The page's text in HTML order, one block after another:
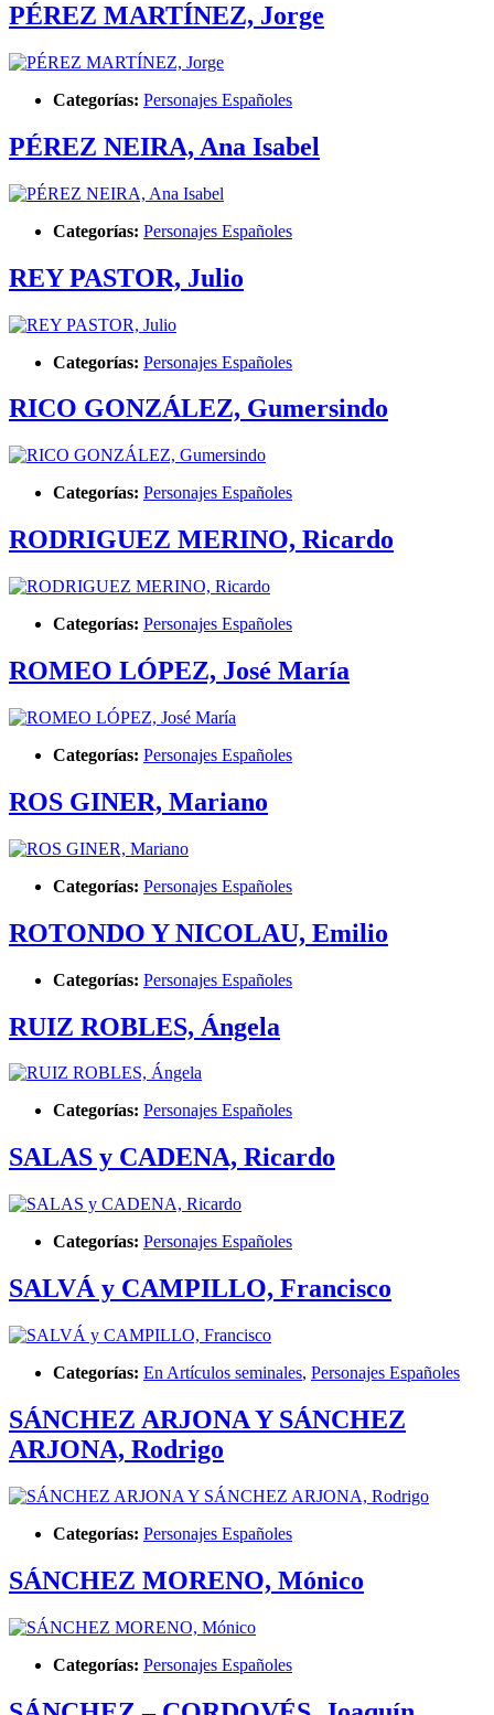
PÉREZ MARTÍNEZ, Jorge
Categorías: Personajes Españoles
PÉREZ NEIRA, Ana Isabel
Categorías: Personajes Españoles
REY PASTOR, Julio
Categorías: Personajes Españoles
RICO GONZÁLEZ, Gumersindo
Categorías: Personajes Españoles
RODRIGUEZ MERINO, Ricardo
Categorías: Personajes Españoles
ROMEO LÓPEZ, José María
Categorías: Personajes Españoles
ROS GINER, Mariano
Categorías: Personajes Españoles
ROTONDO Y NICOLAU, Emilio
Categorías: Personajes Españoles
RUIZ ROBLES, Ángela
Categorías: Personajes Españoles
SALAS y CADENA, Ricardo
Categorías: Personajes Españoles
SALVÁ y CAMPILLO, Francisco
Categorías: En Artículos seminales, Personajes Españoles
SÁNCHEZ ARJONA Y SÁNCHEZ
ARJONA, Rodrigo
Categorías: Personajes Españoles
SÁNCHEZ MORENO, Mónico
Categorías: Personajes Españoles